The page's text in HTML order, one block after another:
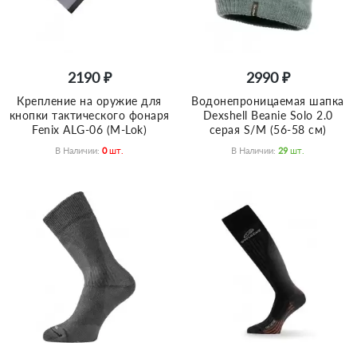
2190 ₽
Крепление на оружие для
кнопки тактического фонаря
Fenix ALG-06 (M-Lok)
В Наличии: 0 Шт.
2990 ₽
Водонепроницаемая шапка
Dexshell Beanie Solo 2.0
серая S/M (56-58 см)
В Наличии: 29 Шт.